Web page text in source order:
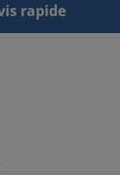
rapide